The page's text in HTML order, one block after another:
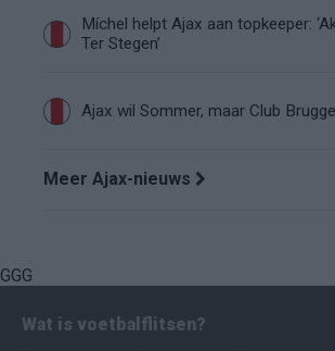
Míchel helpt Ajax aan topkeeper:
Ter Stegen’
Ajax wil Sommer, maar Club
Meer Ajax-nieuws
GGG
Wat is voetbalflitsen?